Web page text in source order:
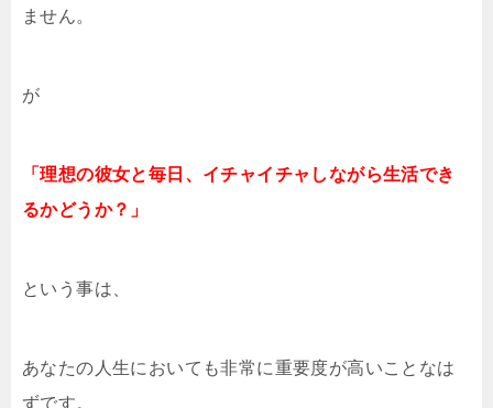
ません。
が
「理想の彼女と毎日、イチャイチャしながら生活でき
るかどうか？」
という事は、
あなたの人生においても非常に重要度が高いことなは
ずです。